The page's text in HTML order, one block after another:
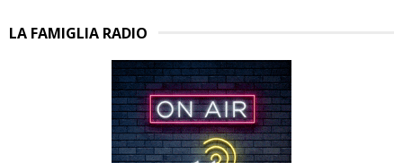
LA FAMIGLIA RADIO